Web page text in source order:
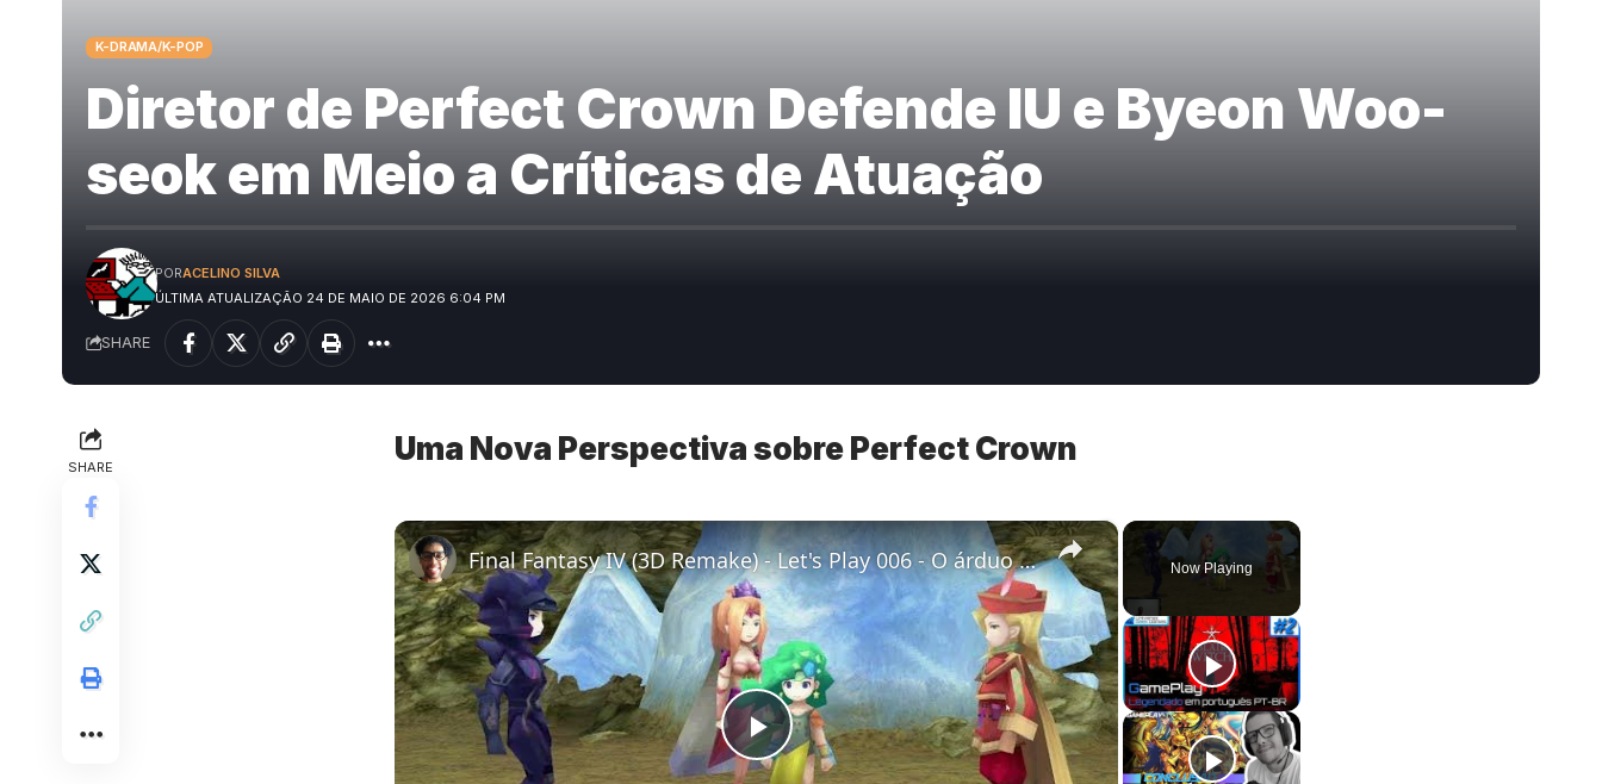
K-DRAMA/K-POP
Diretor de Perfect Crown Defende IU e Byeon Woo-
seok em Meio a Críticas de Atuação
ÚLTIMA ATUALIZAÇÃO 24 DE MAIO DE 2026 6:04 PM
PORACELINO SILVA
SHARE
SHARE Uma Nova Perspectiva sobre Perfect Crown
Now Playing
×
Play
Final Fantasy IV (3D Remake) - Let's Play 006 - O árduo caminho até Fabul, seja bem-vindo Yang